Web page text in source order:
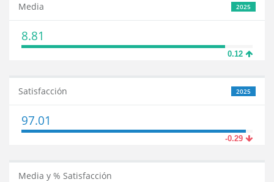
2025
Media
8.81
0.12
2025
Satisfacción
97.01
-0.29
Media y % Satisfacción